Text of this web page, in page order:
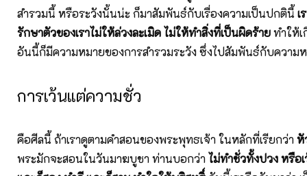
สำรวมนี้ หรือระวังนั้นน่ะ ก็มาสัมพันธ์กับเรื่องความเป็นปกตินี้ เ
รักษาตัวของเราไม่ให้ล่วงละเมิด ไม่ให้ทำสิ่งที่เป็นผิดร้ายทำให้
อันนี้ก็มีความหมายของการสำรวมระวัง ซึ่งไปสัมพันธ์กับความ
การเว้นแต่ความชั่ว
คือศีลนี้ ถ้าเราดูตามคำสอนของพระพุทธเจ้า ในหลักที่เรียกว่าหั
พระมักจะสอนในวันมาฆบูชา ท่านบอกว่า ไม่ทำชั่วทั้งปวง หรือ